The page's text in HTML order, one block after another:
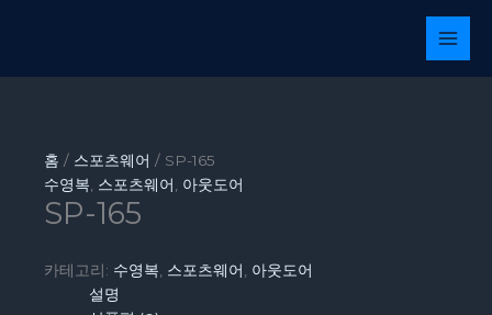
홈 / 스포츠웨어 / SP-165
수영복, 스포츠웨어, 아웃도어
SP-165
카테고리: 수영복, 스포츠웨어, 아웃도어
설명